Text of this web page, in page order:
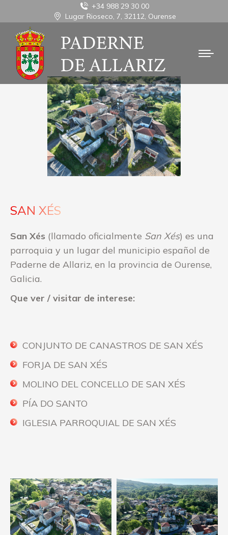
+34 988 29 30 00
Lugar Rioseco, 7, 32112, Ourense
SAN XÉS
San Xés (llamado oficialmente San Xés) es una
parroquia y un lugar del municipio español de
Paderne de Allariz, en la provincia de Ourense,
Galicia.
Que ver / visitar de interese:
CONJUNTO DE CANASTROS DE SAN XÉS
FORJA DE SAN XÉS
MOLINO DEL CONCELLO DE SAN XÉS
PÍA DO SANTO
IGLESIA PARROQUIAL DE SAN XÉS